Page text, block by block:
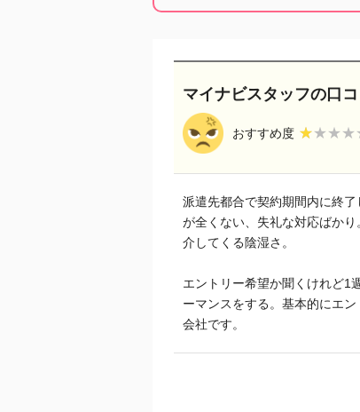
マイナビスタッフの口
おすすめ度
派遣先都合で契約期間内に終
が全くない、失礼な対応ばか
介してくる陰湿さ。
エントリー希望か聞くけれど1
ーマンスをする。基本的にエ
会社です。